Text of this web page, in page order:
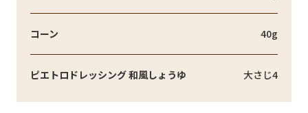
コーン 40g
ピエトロドレッシング 和風しょうゆ 大さじ4